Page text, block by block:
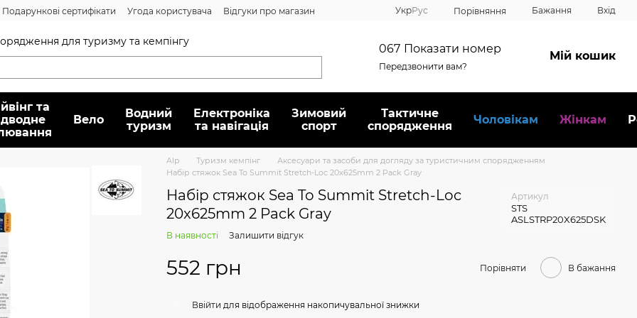
Подарункові сертифікати Угода користувача
Відгуки про магазин
УкрРус Порівняння Бажання Вхід
для туризму та кемпінгу
067 Показати номер
Передзвонити вам?
Мій кошик
та
Вело
Водний
туризм
Електроніка
та навігація
Зимовий
спорт
Тактичне
спорядження
Чоловікам Жінкам
Alp Туризм кемпінг
Аксесуари та засоби для догляду за туристичним спорядженням
Набір стяжок Sea To Summit Stretch-Loc 20x625mm 2 Pack Gray
Набір стяжок Sea To Summit Stretch-Loc
20x625mm 2 Pack Gray
Артикул
STS
ASLSTRP20X625DSK
В наявності Залишити відгук
552 грн Порівняти В бажання
Ввійти для відображення накопичувальної знижки